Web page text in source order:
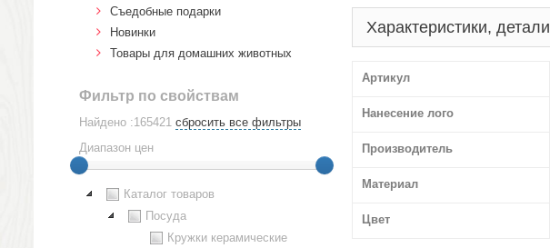
Характеристики, детали
Артикул
Нанесение лого
Производитель
Материал
Цвет
Cъедобные подарки
Новинки
Товары для домашних животных
Фильтр по свойствам
Найдено :165421 сбросить все фильтры
Диапазон цен
Каталог товаров
Посуда
Кружки керамические